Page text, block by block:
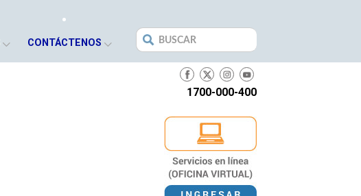
CONTÁCTENOS
Search
for:
1700-000-400